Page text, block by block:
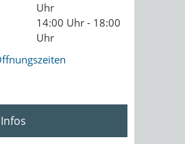
Uhr
14:00 Uhr - 18:00
Uhr